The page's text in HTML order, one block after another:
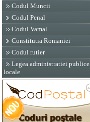
Codul Muncii
Codul Penal
Codul Vamal
Constitutia Romaniei
Codul rutier
Legea administratiei publice
locale